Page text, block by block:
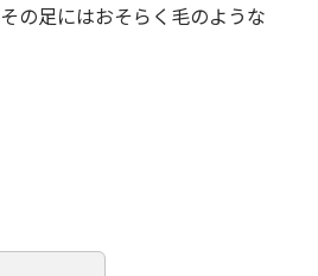
の足にはおそらく毛のような